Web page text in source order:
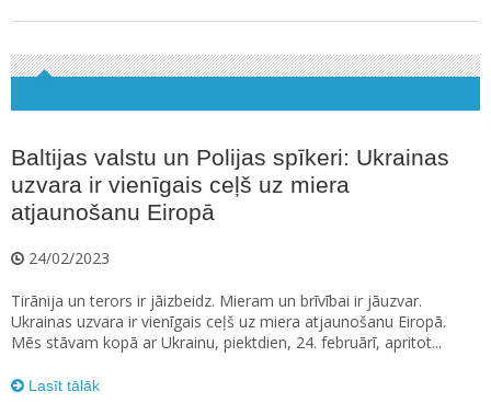
Baltijas valstu un Polijas spīkeri: Ukrainas
uzvara ir vienīgais ceļš uz miera
atjaunošanu Eiropā
24/02/2023
Tirānija un terors ir jāizbeidz. Mieram un brīvībai ir jāuzvar.
Ukrainas uzvara ir vienīgais ceļš uz miera atjaunošanu Eiropā.
Mēs stāvam kopā ar Ukrainu, piektdien, 24. februārī, apritot...
Lasīt tālāk